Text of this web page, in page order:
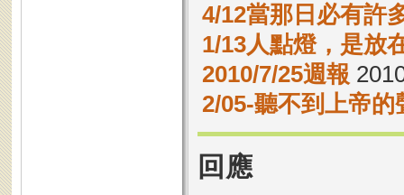
4/12當那日必有許
1/13人點燈，是放
2010/7/25週報
2/05-聽不到上帝的
回應